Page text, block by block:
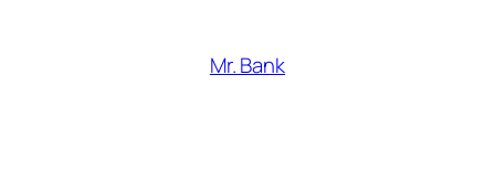
Mr. Bank